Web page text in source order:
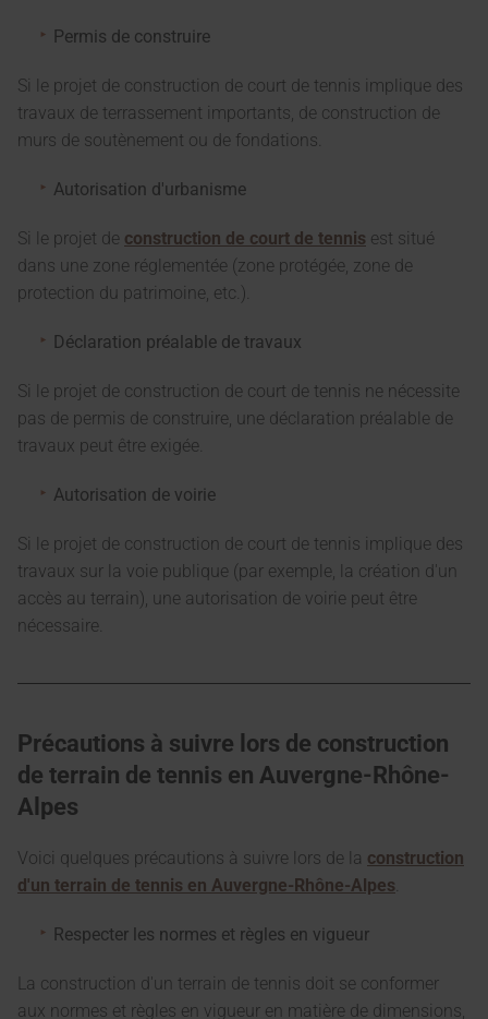
Permis de construire
Si le projet de construction de court de tennis implique des
travaux de terrassement importants, de construction de
murs de soutènement ou de fondations.
Autorisation d'urbanisme
Si le projet de construction de court de tennis est situé
dans une zone réglementée (zone protégée, zone de
protection du patrimoine, etc.).
Déclaration préalable de travaux
Si le projet de construction de court de tennis ne nécessite
pas de permis de construire, une déclaration préalable de
travaux peut être exigée.
Autorisation de voirie
Si le projet de construction de court de tennis implique des
travaux sur la voie publique (par exemple, la création d'un
accès au terrain), une autorisation de voirie peut être
nécessaire.
Précautions à suivre lors de construction
de terrain de tennis en Auvergne-Rhône-
Alpes
Voici quelques précautions à suivre lors de la construction
d'un terrain de tennis en Auvergne-Rhône-Alpes.
Respecter les normes et règles en vigueur
La construction d'un terrain de tennis doit se conformer
aux normes et règles en vigueur en matière de dimensions,